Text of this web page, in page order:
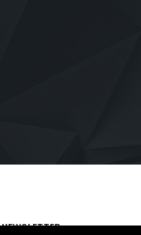
NEWSLETTER